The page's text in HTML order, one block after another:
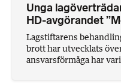
Unga
HD-avgörandet
Lagstiftarens
brott har utvecklats
ansvarsförmåga har